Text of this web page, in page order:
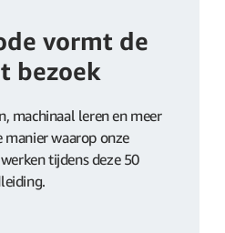
vormt de
bezoek
machinaal leren en meer
manier waarop onze
tijdens deze 50